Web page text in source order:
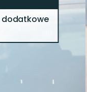
dodatkowe